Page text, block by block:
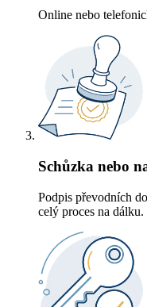
Online nebo
Schůzka nebo
Podpis převodních
celý proces na dálku.